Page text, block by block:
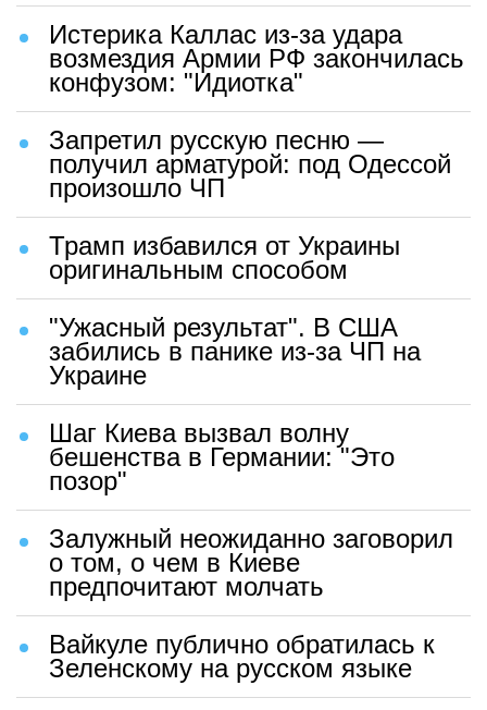
Истерика Каллас из-за удара
возмездия Армии РФ закончилась
конфузом: "Идиотка"
Запретил русскую песню —
получил арматурой: под Одессой
произошло ЧП
Трамп избавился от Украины
оригинальным способом
"Ужасный результат". В США
забились в панике из-за ЧП на
Украине
Шаг Киева вызвал волну
бешенства в Германии: "Это
позор"
Залужный неожиданно заговорил
о том, о чем в Киеве
предпочитают молчать
Вайкуле публично обратилась к
Зеленскому на русском языке